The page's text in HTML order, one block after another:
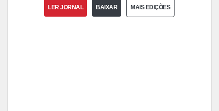
LER JORNAL BAIXAR MAIS EDIÇÕES